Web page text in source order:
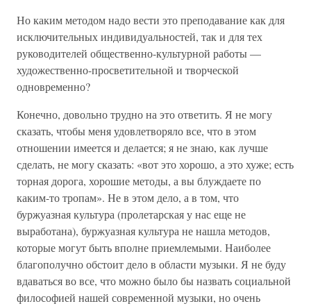
Но каким методом надо вести это преподавание как для
исключительных индивидуальностей, так и для тех
руководителей общественно-культурной работы —
художественно-просветительной и творческой
одновременно?
Конечно, довольно трудно на это ответить. Я не могу
сказать, чтобы меня удовлетворяло все, что в этом
отношении имеется и делается; я не знаю, как лучше
сделать, не могу сказать: «вот это хорошо, а это хуже; есть
торная дорога, хорошие методы, а вы блуждаете по
каким-то тропам». Не в этом дело, а в том, что
буржуазная культура (пролетарская у нас еще не
выработана), буржуазная культура не нашла методов,
которые могут быть вполне приемлемыми. Наиболее
благополучно обстоит дело в области музыки. Я не буду
вдаваться во все, что можно было бы назвать социальной
философией нашей современной музыки, но очень